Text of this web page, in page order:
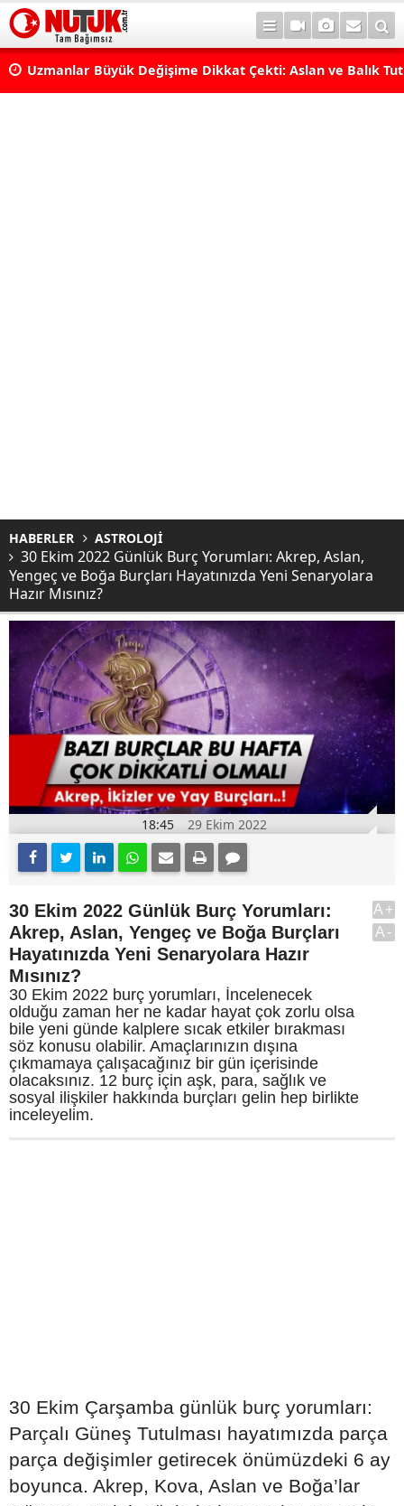
Uzmanlar Büyük Değişime Dikkat Çekti: Aslan ve Balık
HABERLER ASTROLOJİ
30 Ekim 2022 Günlük Burç Yorumları: Akrep, Aslan,
Yengeç ve Boğa Burçları Hayatınızda Yeni Senaryolara
Hazır Mısınız?
18:45 29 Ekim 2022
30 Ekim 2022 Günlük Burç Yorumları:
Akrep, Aslan, Yengeç ve Boğa Burçları
Hayatınızda Yeni Senaryolara Hazır
Mısınız?
30 Ekim 2022 burç yorumları, İncelenecek
olduğu zaman her ne kadar hayat çok zorlu olsa
bile yeni günde kalplere sıcak etkiler bırakması
söz konusu olabilir. Amaçlarınızın dışına
çıkmamaya çalışacağınız bir gün içerisinde
olacaksınız. 12 burç için aşk, para, sağlık ve
sosyal ilişkiler hakkında burçları gelin hep birlikte
inceleyelim.
A+
A-
30 Ekim Çarşamba günlük burç yorumları:
Parçalı Güneş Tutulması hayatımızda parça
parça değişimler getirecek önümüzdeki 6 ay
boyunca. Akrep, Kova, Aslan ve Boğa’lar